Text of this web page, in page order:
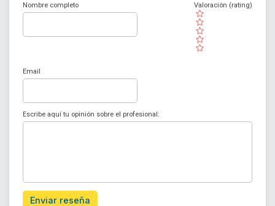
Nombre completo
( )
( )
( )
( )
( )
Valoración (rating)
Email
Escribe aquí tu opinión sobre el profesional:
Enviar reseña